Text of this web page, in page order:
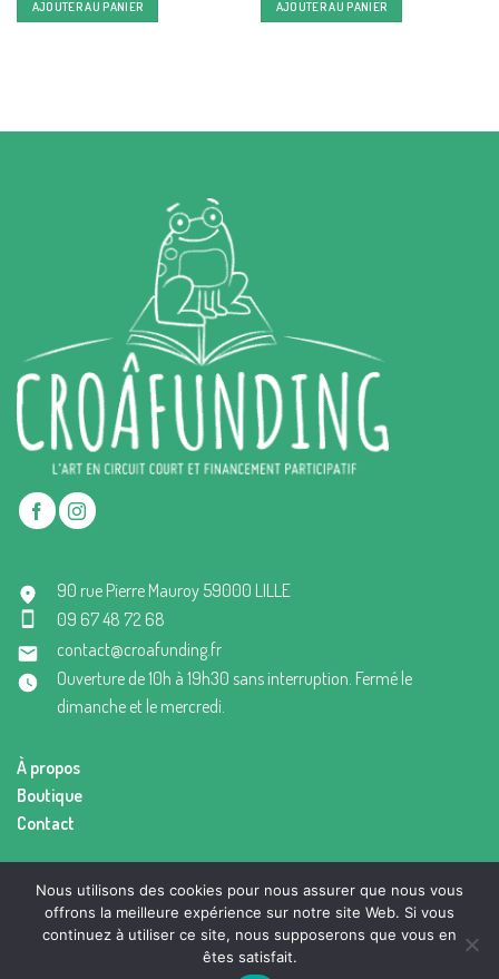
AJOUTER AU PANIER était :
10,00 €.
est :
9,50 €.
AJOUTER AU PANIER
90 rue Pierre Mauroy 59000 LILLE
09 67 48 72 68
contact@croafunding.fr
Ouverture de 10h à 19h30 sans interruption. Fermé le
dimanche et le mercredi.
À propos
Boutique
Contact
Mentions légales
Conditions générales de vente
Nous utilisons des cookies pour nous assurer que nous vous
offrons la meilleure expérience sur notre site Web. Si vous
continuez à utiliser ce site, nous supposerons que vous en
êtes satisfait.